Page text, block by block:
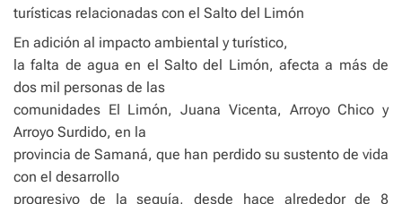
turísticas relacionadas con el Salto del Limón
En adición al impacto ambiental y turístico,
la falta de agua en el Salto del Limón, afecta a más de
dos mil personas de las
comunidades El Limón, Juana Vicenta, Arroyo Chico y
Arroyo Surdido, en la
provincia de Samaná, que han perdido su sustento de vida
con el desarrollo
progresivo de la sequía, desde hace alrededor de 8